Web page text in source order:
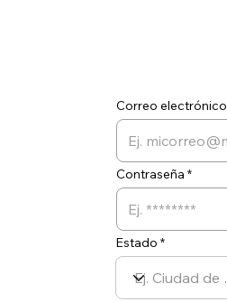
Estado
Contraseña
Correo electrónico